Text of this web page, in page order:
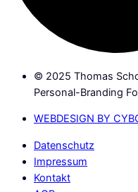
© 2025 Thomas
Personal-Branding
WEBDESIGN BY
Datenschutz
Impressum
Kontakt